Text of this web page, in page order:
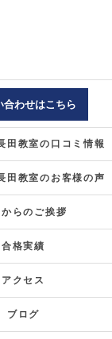
合わせはこちら
田教室の口コミ情報
田教室のお客様の声
らのご挨拶
合格実績
アクセス
ブログ